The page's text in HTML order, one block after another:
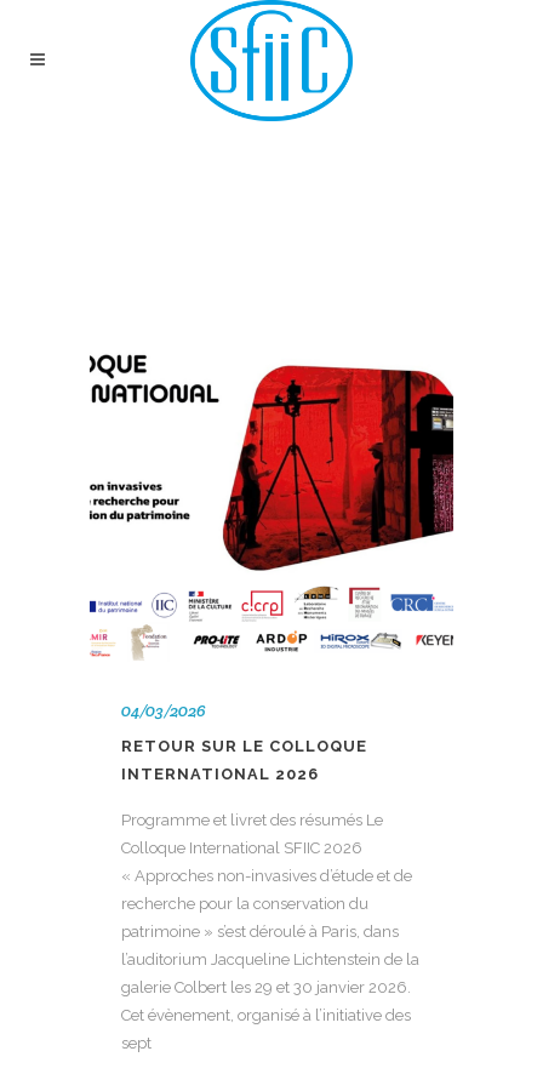
04/03/2026
RETOUR SUR LE COLLOQUE
INTERNATIONAL 2026
Programme et livret des résumés Le
Colloque International SFIIC 2026
« Approches non-invasives d’étude et de
recherche pour la conservation du
patrimoine » s’est déroulé à Paris, dans
l’auditorium Jacqueline Lichtenstein de la
galerie Colbert les 29 et 30 janvier 2026.
Cet évènement, organisé à l’initiative des
sept